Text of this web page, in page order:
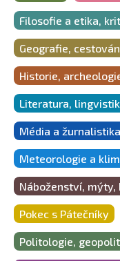
Filosofie a etika,
Geografie,
Historie,
Literatura,
Média a žurnalistika
Meteorologie a
Náboženství, mýty,
Pokec s Pátečníky
Politologie,